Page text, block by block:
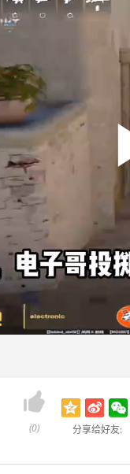

(0) 分享给好友: